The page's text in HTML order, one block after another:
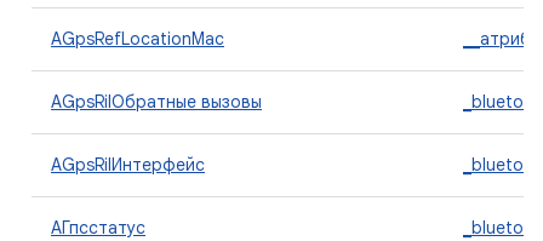
AGpsRefLocationMac
AGpsRilОбратные вызовы
AGpsRilИнтерфейс
АГпсстатус